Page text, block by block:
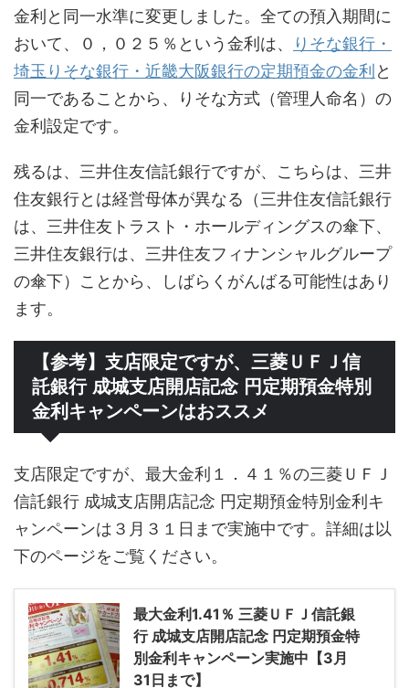
金利と同一水準に変更しました。全ての預入期間に
おいて、０，０２５％という金利は、
りそな銀行・
埼玉りそな銀行・近畿大阪銀行の定期預金の金利 と
同一であることから、りそな方式（管理人命名）の
金利設定です。
残るは、三井住友信託銀行ですが、こちらは、三井
住友銀行とは経営母体が異なる（三井住友信託銀行
は、三井住友トラスト・ホールディングスの傘下、
三井住友銀行は、三井住友フィナンシャルグループ
の傘下）ことから、しばらくがんばる可能性はあり
ます。
【参考】支店限定ですが、三菱ＵＦＪ信
託銀行 成城支店開店記念 円定期預金特別
金利キャンペーンはおススメ
支店限定ですが、最大金利１．４１％の三菱ＵＦＪ
信託銀行 成城支店開店記念 円定期預金特別金利キ
ャンペーンは３月３１日まで実施中です。詳細は以
下のページをご覧ください。
最大金利1.41％ 三菱ＵＦＪ信託銀
行 成城支店開店記念 円定期預金特
別金利キャンペーン実施中【3月
31日まで】